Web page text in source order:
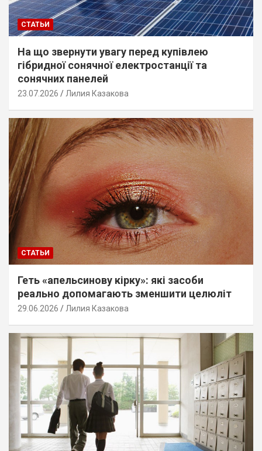
СТАТЬИ
На що звернути увагу перед купівлею
гібридної сонячної електростанції та
сонячних панелей
23.07.2026 Лилия Казакова
СТАТЬИ
Геть «апельсинову кірку»: які засоби
реально допомагають зменшити целюліт
29.06.2026 Лилия Казакова